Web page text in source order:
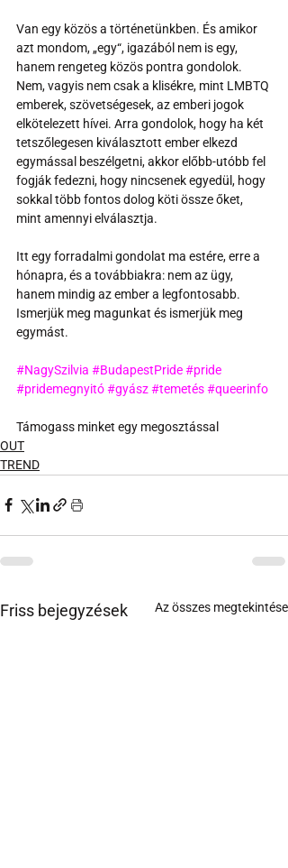
Van egy közös a történetünkben. És amikor
azt mondom, „egy“, igazából nem is egy,
hanem rengeteg közös pontra gondolok.
Nem, vagyis nem csak a klisékre, mint LMBTQ
emberek, szövetségesek, az emberi jogok
elkötelezett hívei. Arra gondolok, hogy ha két
tetszőlegesen kiválasztott ember elkezd
egymással beszélgetni, akkor előbb-utóbb fel
fogják fedezni, hogy nincsenek egyedül, hogy
sokkal több fontos dolog köti össze őket,
mint amennyi elválasztja.
Itt egy forradalmi gondolat ma estére, erre a
hónapra, és a továbbiakra: nem az ügy,
hanem mindig az ember a legfontosabb.
Ismerjük meg magunkat és ismerjük meg
egymást.
#NagySzilvia #BudapestPride#pride
#pridemegnyitó#gyász#temetés#queerinfo
Támogass minket egy megosztással
OUT
TREND
Friss bejegyzések Az összes megtekintése